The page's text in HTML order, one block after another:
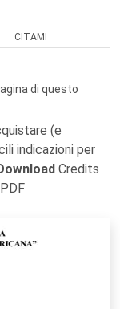
CITAMI
di questo
(e
indicazioni per
Credits